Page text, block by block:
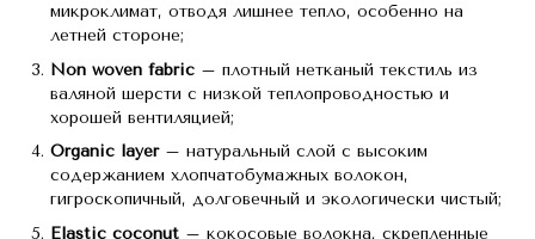
микроклимат, отводя лишнее тепло, особенно на
летней стороне;
Non woven fabric – плотный нетканый текстиль из
валяной шерсти с низкой теплопроводностью и
хорошей вентиляцией;
Organic layer– натуральный слой с высоким
содержанием хлопчатобумажных волокон,
гигроскопичный, долговечный и экологически чистый;
Elastic coconut – кокосовые волокна, скрепленные